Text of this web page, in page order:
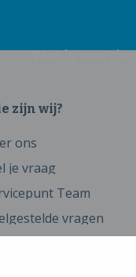
Wat is een
zijn wij?
ons
je vraag
Team
vragen